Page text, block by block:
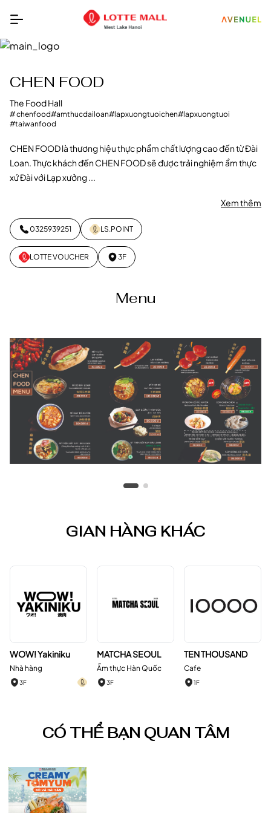
CHEN FOOD
The Food Hall
# chenfood#amthucdailoan#lapxuongtuoichen#lapxuongtuoi
#taiwanfood
CHEN FOOD là thương hiệu thực phẩm chất lượng cao đến từ Đài
Loan. Thực khách đến CHEN FOOD sẽ được trải nghiệm ẩm thực
xứ Đài với Lạp xưởng ...
Xem thêm
0325939251 LS.POINT
LOTTE VOUCHER 3F
Menu
GIAN HÀNG KHÁC
WOW! Yakiniku
Nhà hàng
3F
MATCHA SEOUL
Ẩm thực Hàn Quốc
3F
TEN THOUSAND
Cafe
1F
CÓ THỂ BẠN QUAN TÂM